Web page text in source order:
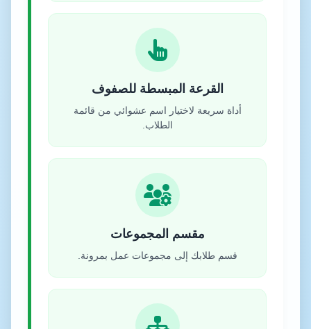
القرعة المبسطة للصفوف
أداة سريعة لاختيار اسم عشوائي من قائمة
الطلاب.
مقسم المجموعات
قسم طلابك إلى مجموعات عمل بمرونة.